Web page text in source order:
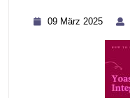
09 März 2025
2025